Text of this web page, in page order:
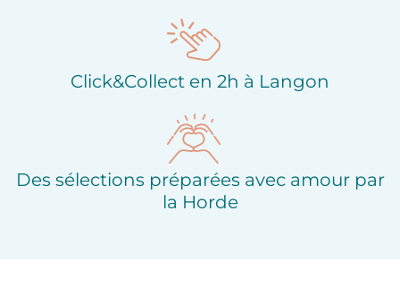
Click&Collect en 2h à Langon
Des sélections préparées avec amour par
la Horde